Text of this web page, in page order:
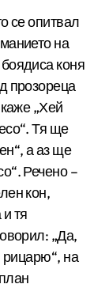
се опитвал
на
коня
прозореца
„Хей
Тя ще
а аз ще
Речено –
кон,
тя
„Да,
рицарю“, на